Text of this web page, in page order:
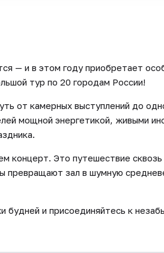
— и в этом году приобретает
тур по 20 городам России!
от камерных выступлений до
мощной энергетикой, живыми
концерт. Это путешествие сквозь
зал в шумную
и присоединяйтесь к